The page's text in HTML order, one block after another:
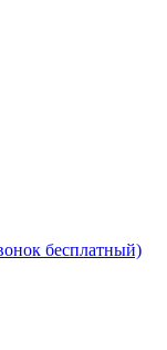
бесплатный)